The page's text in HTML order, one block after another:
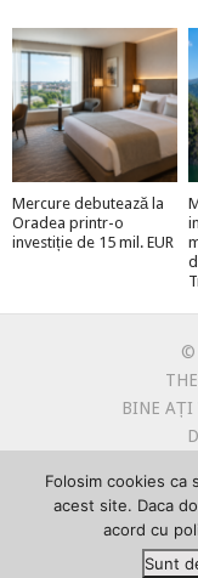
Mercure debutează la
Oradea printr-o
investiție de 15 mil. EUR
©
BINE AȚI
PRIMEȘTI
Folosim cookies ca
acest site. Daca
acord cu
Sunt